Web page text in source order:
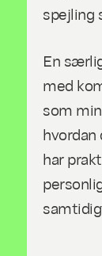
spejling
En
med
som
har